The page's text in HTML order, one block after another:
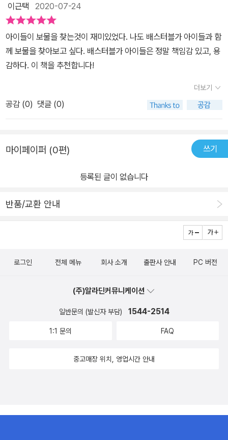
이근택 2020-07-24
아이들이 보물을 찾는것이 재미있었다. 나도 배스터블가 아이들과 함
께 보물을 찾아보고 싶다. 배스터블가 아이들은 정말 책임감 있고, 용
감하다. 이 책을 추천합니다!
더보기
공감 (0) 댓글 (0)
마이페이퍼 (0편) 쓰기
등록된 글이 없습니다
반품/교환 안내
로그인 전체 메뉴 회사 소개 출판사 안내 PC 버전
(주)알라딘커뮤니케이션
일반문의 (발신자 부담) 1544-2514
1:1 문의 FAQ
중고매장 위치, 영업시간 안내